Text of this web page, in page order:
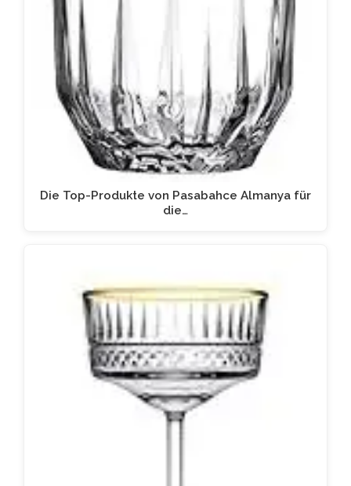
Die Top-Produkte von Pasabahce Almanya für
die…